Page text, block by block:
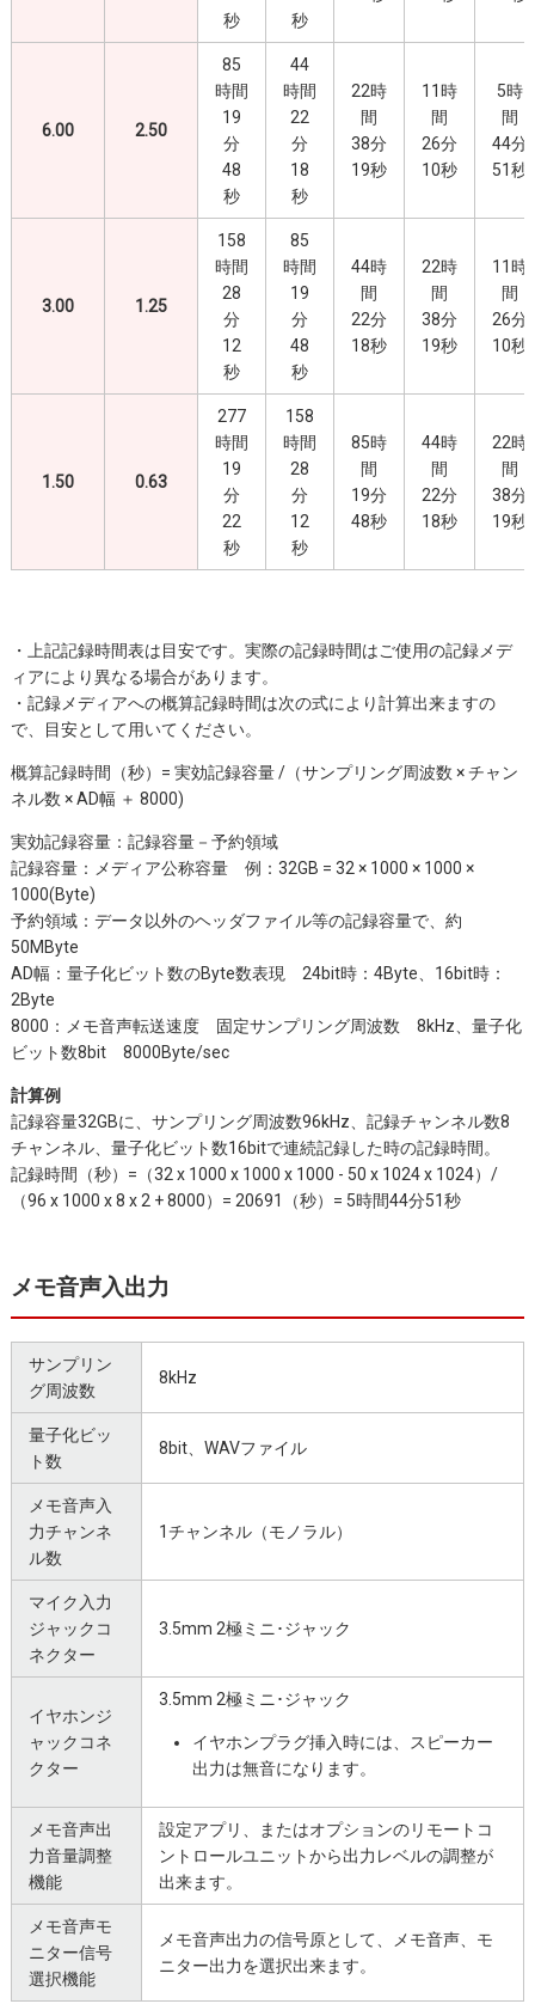
秒
秒
6.00 2.50
85
時間
19
分
48
秒
44
時間
22
分
18
秒
22時
間
38分
19秒
11時
間
26分
10秒
5時
間
44分
51秒
3.00 1.25
158
時間
28
分
12
秒
85
時間
19
分
48
秒
44時
間
22分
18秒
22時
間
38分
19秒
11時
間
26分
10秒
1.50 0.63
277
時間
19
分
22
秒
158
時間
28
分
12
秒
85時
間
19分
48秒
44時
間
22分
18秒
22時
間
38分
19秒
・上記記録時間表は目安です。実際の記録時間はご使用の記録メデ
ィアにより異なる場合があります。
・記録メディアへの概算記録時間は次の式により計算出来ますの
で、目安として用いてください。
概算記録時間（秒）= 実効記録容量 /（サンプリング周波数 × チャン
ネル数 × AD幅 ＋ 8000)
実効記録容量：記録容量－予約領域
記録容量：メディア公称容量 例：32GB = 32 × 1000 × 1000 ×
1000(Byte)
予約領域：データ以外のヘッダファイル等の記録容量で、約
50MByte
AD幅：量子化ビット数のByte数表現 24bit時：4Byte、16bit時：
2Byte
8000：メモ音声転送速度 固定サンプリング周波数 8kHz、量子化
ビット数8bit 8000Byte/sec
計算例
記録容量32GBに、サンプリング周波数96kHz、記録チャンネル数8
チャンネル、量子化ビット数16bitで連続記録した時の記録時間。
記録時間（秒）=（32 x 1000 x 1000 x 1000 - 50 x 1024 x 1024）/
（96 x 1000 x 8 x 2 + 8000）= 20691（秒）= 5時間44分51秒
メモ音声入出力
サンプリン
グ周波数
8kHz
量子化ビッ
ト数
8bit、WAVファイル
メモ音声入
力チャンネ
ル数
1チャンネル（モノラル）
マイク入力
ジャックコ
ネクター
3.5mm 2極ミニ･ジャック
イヤホンジ
ャックコネ
クター
3.5mm 2極ミニ･ジャック
イヤホンプラグ挿入時には、スピーカー
出力は無音になります。
メモ音声出
力音量調整
機能
設定アプリ、またはオプションのリモートコ
ントロールユニットから出力レベルの調整が
出来ます。
メモ音声モ
ニター信号
選択機能
メモ音声出力の信号原として、メモ音声、モ
ニター出力を選択出来ます。